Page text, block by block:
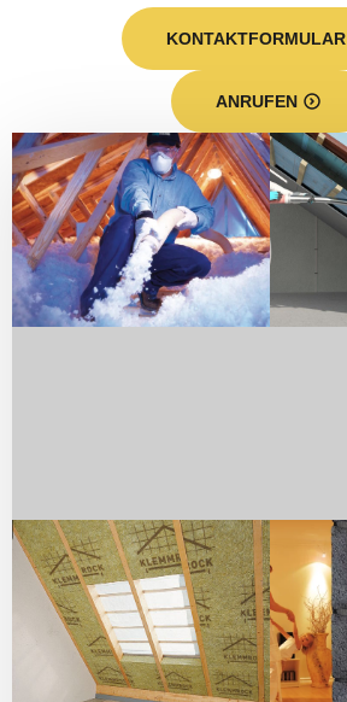
KONTAKTFORMULAR
ANRUFEN